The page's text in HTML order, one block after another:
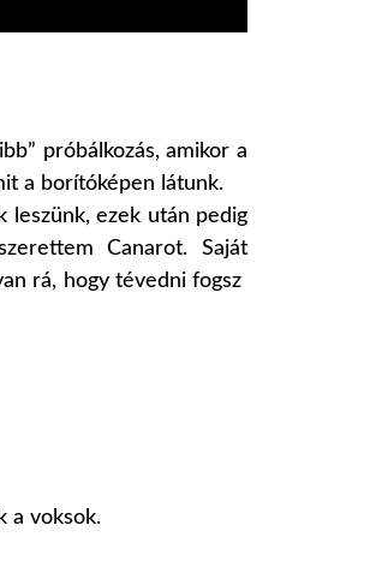
próbálkozás, amikor a
a borítóképen látunk.
leszünk, ezek után pedig
Canarot. Saját
rá, hogy tévedni fogsz
a voksok.